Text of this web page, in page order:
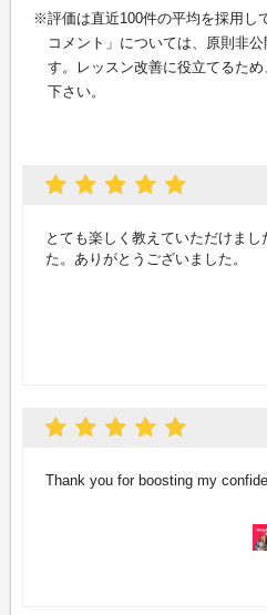
評価は直近100件の平均を採用し
コメント」については、原則非
す。レッスン改善に役立てるた
下さい。
とても楽しく教えていただけま
た。ありがとうございました。
Thank you for boosting my